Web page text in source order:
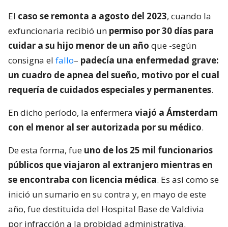
El caso se remonta a agosto del 2023, cuando la
exfuncionaria recibió un permiso por 30 días para
cuidar a su hijo menor de un año que -según
consigna el fallo– padecía una enfermedad grave:
un cuadro de apnea del sueño, motivo por el cual
requería de cuidados especiales y permanentes.
En dicho período, la enfermera viajó a Ámsterdam
con el menor al ser autorizada por su médico.
De esta forma, fue uno de los 25 mil funcionarios
públicos que viajaron al extranjero mientras en
se encontraba con licencia médica. Es así como se
inició un sumario en su contra y, en mayo de este
año, fue destituida del Hospital Base de Valdivia
por infracción a la probidad administrativa.